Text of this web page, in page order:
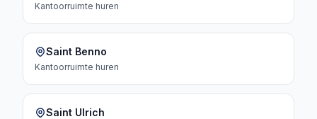
Kantoorruimte huren
Saint Benno
Kantoorruimte huren
Saint Ulrich